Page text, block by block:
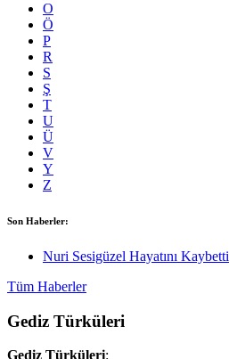
O
Ö
P
R
S
Ş
T
U
Ü
V
Y
Z
Son Haberler:
Nuri Sesigüzel Hayatını Kaybetti
Tüm Haberler
Gediz Türküleri
Gediz Türküleri: